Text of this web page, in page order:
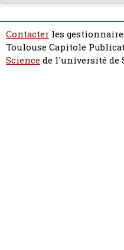
Contacter les
Toulouse Capitole
Sciencede l'université de